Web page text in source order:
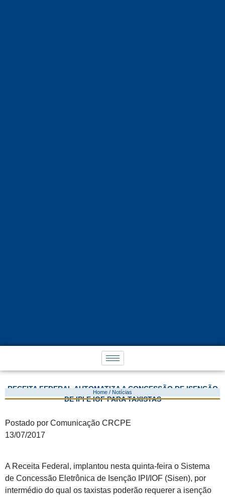
RECEITA FEDERAL AUTOMATIZA A CONCESSÃO DE ISENÇÃO
DE IPI E IOF PARA TAXISTAS
Home / Notícias
Postado por Comunicação CRCPE
13/07/2017
A Receita Federal, implantou nesta quinta-feira o Sistema
de Concessão Eletrônica de Isenção IPI/IOF (Sisen), por
intermédio do qual os taxistas poderão requerer a isenção